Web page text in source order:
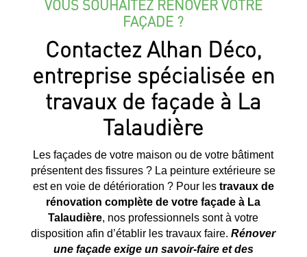
VOUS SOUHAITEZ RÉNOVER VOTRE
FAÇADE ?
Contactez Alhan Déco,
entreprise spécialisée en
travaux de façade à La
Talaudière
Les façades de votre maison ou de votre bâtiment
présentent des fissures ? La peinture extérieure se
est en voie de détérioration ? Pour les travaux de
rénovation complète de votre façade à La
Talaudière, nos professionnels sont à votre
disposition afin d’établir les travaux faire.Rénover
une façade exige un savoir-faire et des